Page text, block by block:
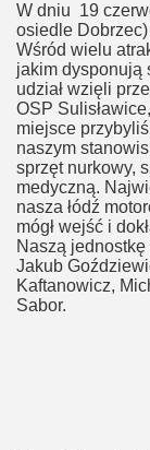
W dniu 19
osiedle Dobrzec)
Wśród wielu
jakim dysponują
udział wzięli
OSP
miejsce
naszym
sprzęt nurkowy,
medyczną.
nasza łódź
mógł wejść i
Naszą jednostkę
Jakub
Kaftanowicz,
Sabor.